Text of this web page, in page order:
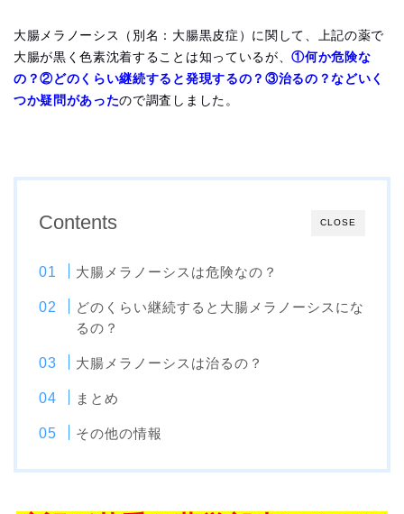
大腸メラノーシス（別名：大腸黒皮症）に関して、上記の薬で
大腸が黒く色素沈着することは知っているが、①何か危険な
の？②どのくらい継続すると発現するの？③治るの？などいく
つか疑問があったので調査しました。
CLOSE
Contents
大腸メラノーシスは危険なの？
どのくらい継続すると大腸メラノーシスにな
るの？
大腸メラノーシスは治るの？
まとめ
その他の情報